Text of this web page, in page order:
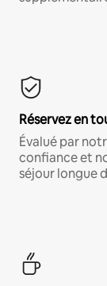
Réservez en
Évalué par
confiance et
séjour longue